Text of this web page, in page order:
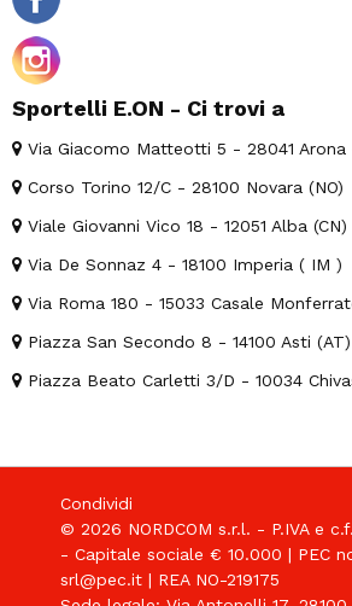
Sportelli E.ON - Ci trovi a
Via Giacomo Matteotti 5 - 28041 Arona
Corso Torino 12/C - 28100 Novara (NO)
Viale Giovanni Vico 18 - 12051 Alba (CN)
Via De Sonnaz 4 - 18100 Imperia ( IM )
Via Roma 180 - 15033 Casale
Piazza San Secondo 8 - 14100 Asti (AT)
Piazza Beato Carletti 3/D - 10034
Condividi
© 2026 NORDCOM s.r.l. - P.IVA e
- Capitale sociale € 10.000 | PEC
srl@pec.it | REA NO-219175